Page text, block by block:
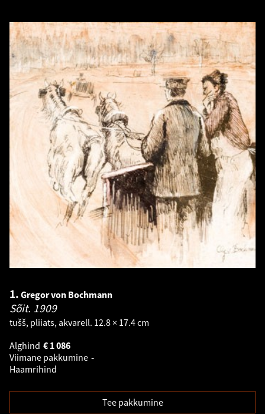
1. Gregor von Bochmann
Sõit. 1909
tušš, pliiats, akvarell. 12.8 × 17.4 cm
Alghind
1 086
€
Viimane pakkumine -
Haamrihind
Tee pakkumine